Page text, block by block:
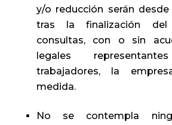
y/o reducción serán
tras la finalización
consultas, con o sin
legales
trabajadores, la
medida.
No se contempla